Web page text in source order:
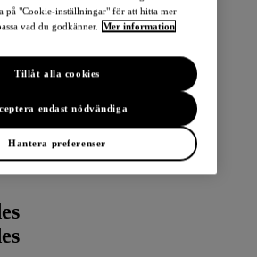
på "Cookie-inställningar" för att hitta mer
vad du godkänner. Mer information
Hantera preferenser
endast nödvändiga
Tillåt alla cookies